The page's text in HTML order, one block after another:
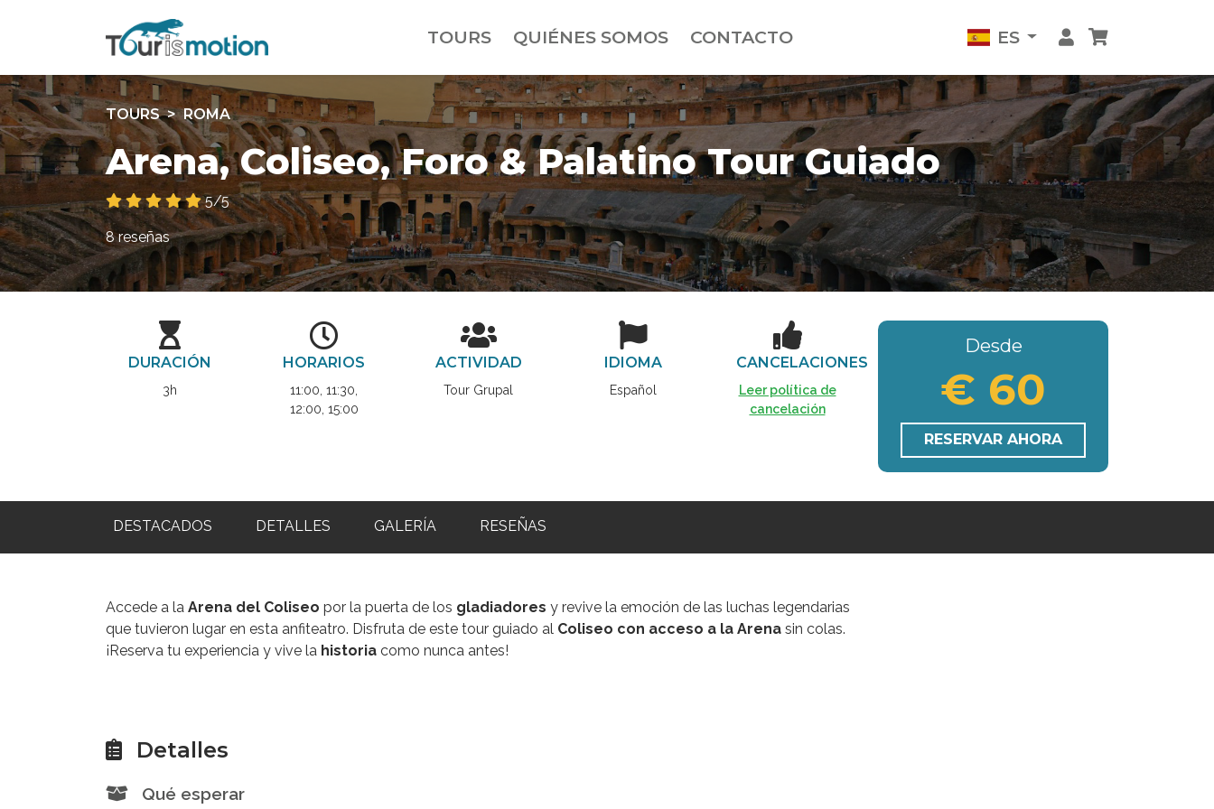
TOURS QUIÉNES SOMOS CONTACTO ES
TOURS ROMA
Arena, Coliseo, Foro & Palatino Tour Guiado
5/5
8 reseñas
DURACIÓN
3h
HORARIOS
11:00, 11:30,
12:00, 15:00
ACTIVIDAD
Tour Grupal
IDIOMA
Español
CANCELACIONES
Leer política de
cancelación
Desde
€ 60
RESERVAR AHORA
DESTACADOS DETALLES GALERÍA RESEÑAS
Accede a la Arena del Coliseo por la puerta de los gladiadores y revive la emoción de las luchas legendarias
que tuvieron lugar en esta anfiteatro. Disfruta de este tour guiado al Coliseo con acceso a la Arena sin colas.
¡Reserva tu experiencia y vive la historia como nunca antes!
Detalles
Qué esperar